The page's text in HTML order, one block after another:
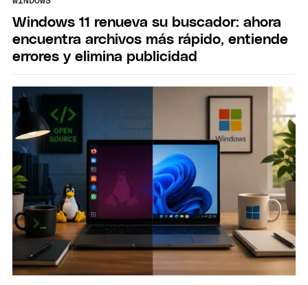
Windows 11 renueva su buscador: ahora
encuentra archivos más rápido, entiende
errores y elimina publicidad